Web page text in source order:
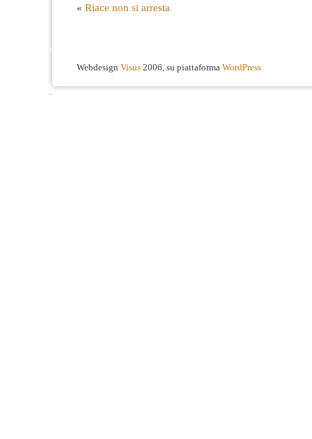
« Riace non si arresta
Webdesign Visus 2006, su piattaforma WordPress